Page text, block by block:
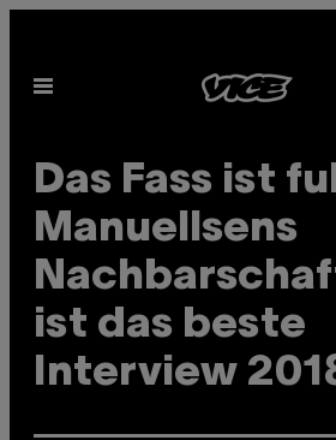
content
Open
Das Fass ist
Manuellsens
ist das beste
Interview